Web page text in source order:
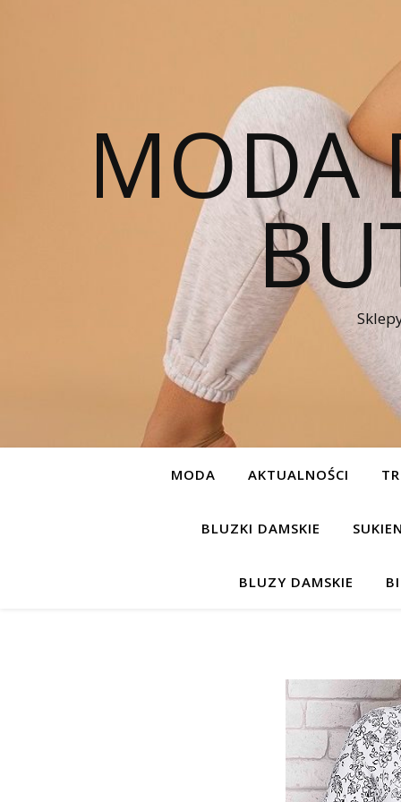
MODA
MODA AKTUALNOŚCI
BLUZKI DAMSKIE
BLUZY DAMSKIE